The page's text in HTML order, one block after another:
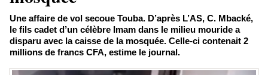
Une affaire de vol secoue Touba. D’après L’AS, C. Mbacké,
le fils cadet d’un célèbre Imam dans le milieu mouride a
disparu avec la caisse de la mosquée. Celle-ci contenait 2
millions de francs CFA, estime le journal.